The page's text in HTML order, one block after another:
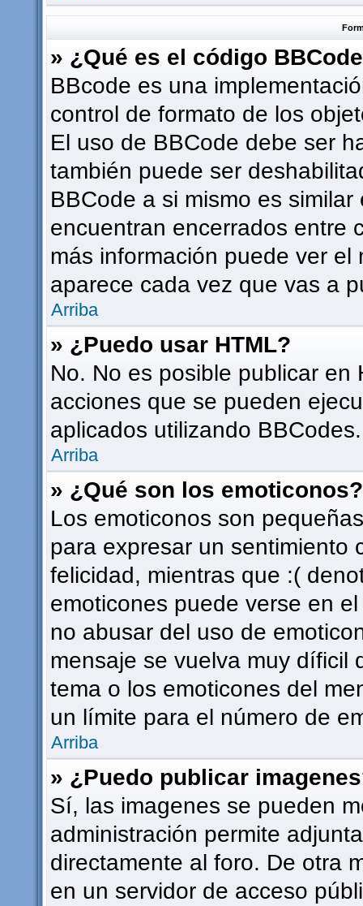
» ¿Qué es el código
BBcode es una
control de formato de los
El uso de BBCode debe ser
también puede ser
BBCode a si mismo es
encuentran encerrados entre
más información puede ver
aparece cada vez que vas a
Arriba
» ¿Puedo usar HTML?
No. No es posible publicar en
acciones que se pueden
aplicados utilizando BBCodes.
Arriba
» ¿Qué son los emoticonos?
Los emoticonos son
para expresar un sentimiento
felicidad, mientras que :(
emoticones puede verse en
no abusar del uso de
mensaje se vuelva muy díficil
tema o los emoticones del
un límite para el número de
Arriba
» ¿Puedo publicar
Sí, las imagenes se pueden
administración permite
directamente al foro. De otra
en un servidor de acceso